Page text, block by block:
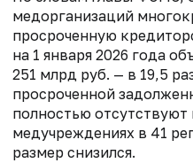
медорганизаций
просроченную
на 1 января 2026 года
251 млрд руб. — в 19,5
просроченной
полностью
медучреждениях в 41
размер снизился.